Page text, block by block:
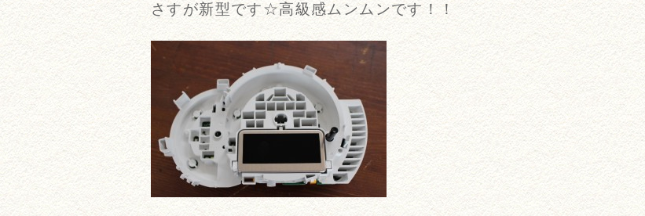
さすが新型です☆高級感ムンムンです！！